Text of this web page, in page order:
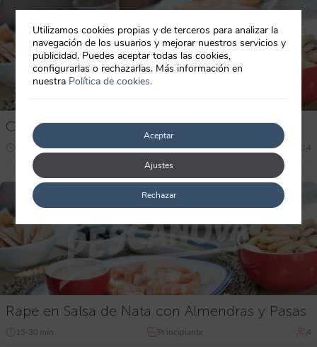
Cazuela de Rape con Almejas y Gambas
30-60 min Principiante 4
Rape en Salsa de Nata con Almendras y Pasas
15-30 min Principiante 4
Utilizamos cookies propias y de terceros para analizar la
navegación de los usuarios y mejorar nuestros servicios y
publicidad. Puedes aceptar todas las cookies,
configurarlas o rechazarlas. Más información en
nuestra Política de cookies.
Aceptar
Rechazar
Ajustes